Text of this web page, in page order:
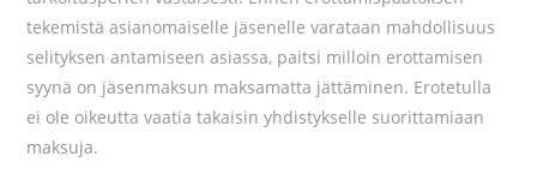
tekemistä asianomaiselle jäsenelle varataan mahdollisuus
selityksen antamiseen asiassa, paitsi milloin erottamisen
syynä on jäsenmaksun maksamatta jättäminen. Erotetulla
ei ole oikeutta vaatia takaisin yhdistykselle suorittamiaan
maksuja.